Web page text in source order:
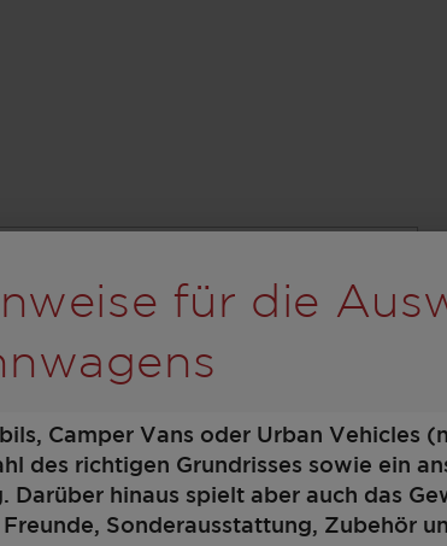
Grundriss
wird der
für die
Camper Vans oder Urban Vehicles
des richtigen Grundrisses sowie ein
Darüber hinaus spielt aber auch das
Sonderausstattung, Zubehör